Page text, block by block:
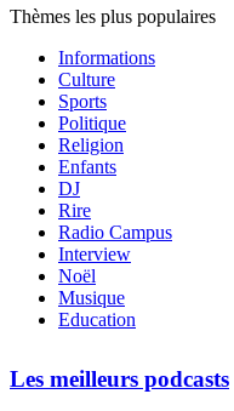
Thèmes les plus populaires
Informations
Culture
Sports
Politique
Religion
Enfants
DJ
Rire
Radio Campus
Interview
Noël
Musique
Education
Les meilleurs podcasts